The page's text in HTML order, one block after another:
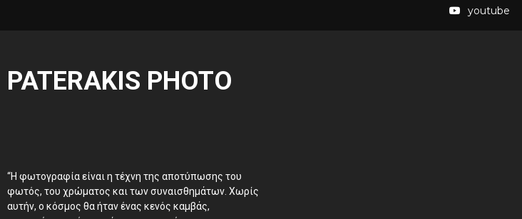
youtube
PATERAKIS PHOTO
“Η φωτογραφία είναι η τέχνη της αποτύπωσης του
φωτός, του χρώματος και των συναισθημάτων. Χωρίς
αυτήν, ο κόσμος θα ήταν ένας κενός καμβάς,